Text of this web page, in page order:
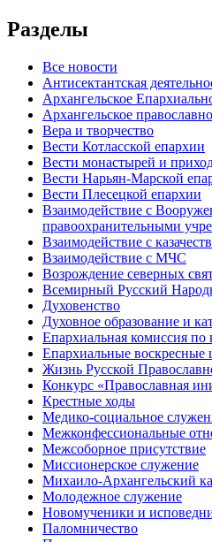
Разделы
Все новости
Антисектантская
Архангельское
Архангельское
Вера и творчество
Вести Котласской епархии
Вести монастырей и
Вести Нарьян-Марской
Вести Плесецкой епархии
Взаимодействие с
правоохранительными
Взаимодействие с
Взаимодействие с МЧС
Возрождение северных
Всемирный Русский
Духовенство
Духовное образование и
Епархиальная комиссия по
Епархиальные воскресные
Жизнь Русской
Конкурс «Православная
Крестные ходы
Медико-социальное
Межконфессиональные
Межсоборное присутствие
Миссионерское служение
Михаило-Архангельский
Молодежное служение
Новомученики и
Паломничество